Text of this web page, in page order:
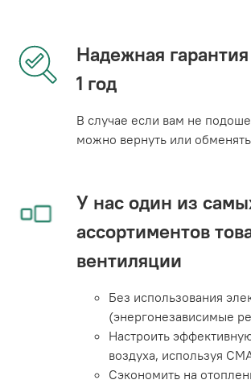
Надежная
1 год
В случае если вам не
можно вернуть или
У нас один из
ассортиментов
вентиляции
Без использования
(энергонезависимые
Настроить
воздуха, используя
Сэкономить на